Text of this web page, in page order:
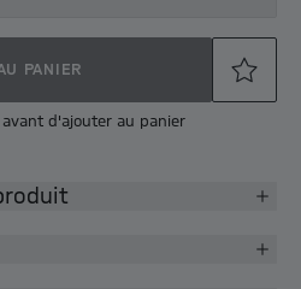
PANIER
d'ajouter au panier